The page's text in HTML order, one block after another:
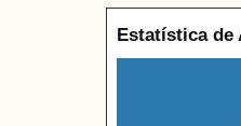
Estatística de